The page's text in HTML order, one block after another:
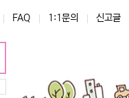
FAQ 1:1문의 신고글